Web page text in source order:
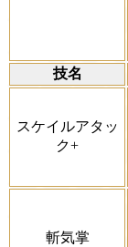
技名
スケイルアタッ
ク+
斬気掌